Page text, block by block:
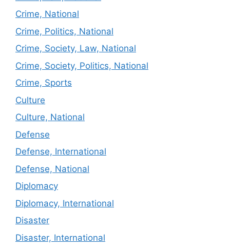
Crime, National
Crime, Politics, National
Crime, Society, Law, National
Crime, Society, Politics, National
Crime, Sports
Culture
Culture, National
Defense
Defense, International
Defense, National
Diplomacy
Diplomacy, International
Disaster
Disaster, International